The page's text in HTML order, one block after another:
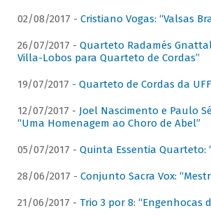
02/08/2017 - Cristiano Vogas: “Valsas
26/07/2017 - Quarteto Radamés
Villa-Lobos para Quarteto de Cordas”
19/07/2017 - Quarteto de Cordas da UFF
12/07/2017 - Joel Nascimento e Paulo
“Uma Homenagem ao Choro de Abel”
05/07/2017 - Quinta Essentia Quarteto:
28/06/2017 - Conjunto Sacra Vox:
21/06/2017 - Trio 3 por 8: “Engenhocas